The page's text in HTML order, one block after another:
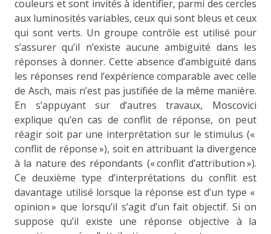
couleurs et sont invités à identifier, parmi des cercles
aux luminosités variables, ceux qui sont bleus et ceux
qui sont verts. Un groupe contrôle est utilisé pour
s’assurer qu’il n’existe aucune ambiguïté dans les
réponses à donner. Cette absence d’ambiguïté dans
les réponses rend l’expérience comparable avec celle
de Asch, mais n’est pas justifiée de la même manière.
En s’appuyant sur d’autres travaux, Moscovici
explique qu’en cas de conflit de réponse, on peut
réagir soit par une interprétation sur le stimulus («
conflit de réponse »), soit en attribuant la divergence
à la nature des répondants (« conflit d’attribution »).
Ce deuxième type d’interprétations du conflit est
davantage utilisé lorsque la réponse est d’un type «
opinion » que lorsqu’il s’agit d’un fait objectif. Si on
suppose qu’il existe une réponse objective à la